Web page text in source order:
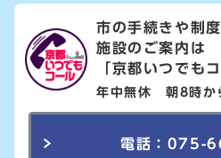
市の手続きや制
施設のご案内は
「京都いつでも
年中無休 朝8時か
電話：075-